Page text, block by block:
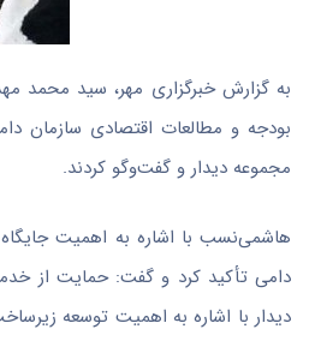
به گزارش خبرگزاری مهر، سید محمد
بودجه و مطالعات اقتصادی سازمان
مجموعه دیدار و گفت‌وگو کردند.
هاشمی‌نسب با اشاره به اهمیت
دامی تأکید کرد و گفت: حمایت از
دیدار با اشاره به اهمیت توسعه